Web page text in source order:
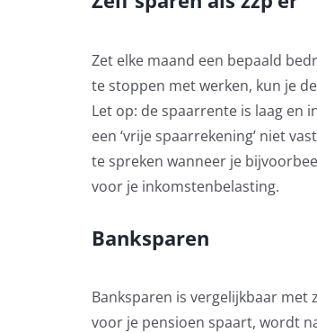
Zet elke maand een bepaald
te stoppen met werken, kun je
Let op: de spaarrente is laag en
een ‘vrije spaarrekening’ niet
te spreken wanneer je
voor je inkomstenbelasting.
Banksparen
Banksparen is vergelijkbaar met
voor je pensioen spaart, wordt